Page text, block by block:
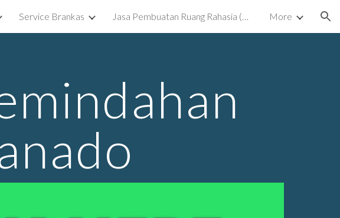
Skip to navigation
Service Brankas Jasa Pembuatan Ruang Rahasia (Ruang Tersembunyi) Surabaya More